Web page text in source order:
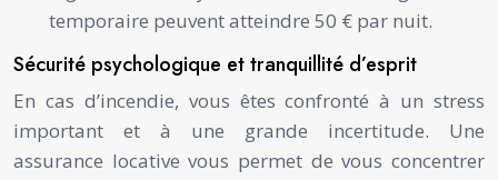
temporaire peuvent atteindre 50 € par nuit.
Sécurité psychologique et tranquillité d’esprit
En cas d’incendie, vous êtes confronté à un stress
important et à une grande incertitude. Une
assurance locative vous permet de vous concentrer